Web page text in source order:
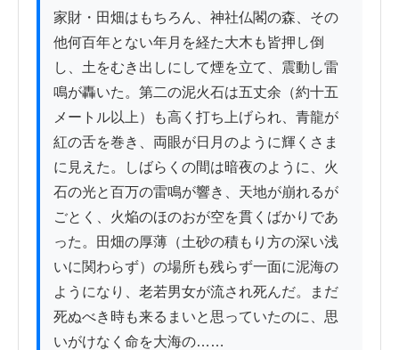
家財・田畑はもちろん、神社仏閣の森、その
他何百年とない年月を経た大木も皆押し倒
し、土をむき出しにして煙を立て、震動し雷
鳴が轟いた。第二の泥火石は五丈余（約十五
メートル以上）も高く打ち上げられ、青龍が
紅の舌を巻き、両眼が日月のように輝くさま
に見えた。しばらくの間は暗夜のように、火
石の光と百万の雷鳴が響き、天地が崩れるが
ごとく、火焔のほのおが空を貫くばかりであ
った。田畑の厚薄（土砂の積もり方の深い浅
いに関わらず）の場所も残らず一面に泥海の
ようになり、老若男女が流され死んだ。まだ
死ぬべき時も来るまいと思っていたのに、思
いがけなく命を大海の……